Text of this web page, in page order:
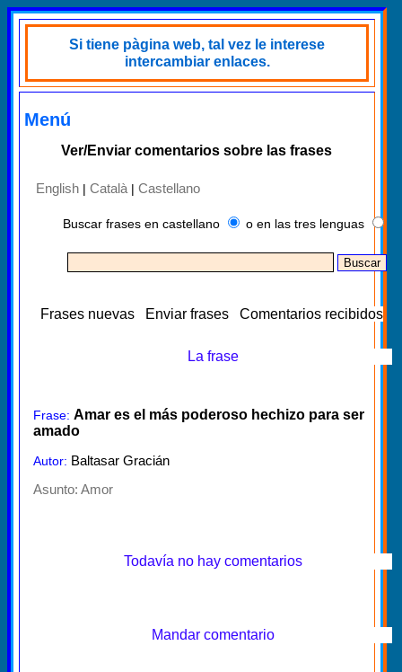
Si tiene pàgina web, tal vez le interese
intercambiar enlaces.
Menú
Ver/Enviar comentarios sobre las frases
English | Català | Castellano
Buscar frases en castellano o en las tres lenguas
Frases nuevas Enviar frases Comentarios recibidos
La frase
Frase: Amar es el más poderoso hechizo para ser
amado
Autor: Baltasar Gracián
Asunto: Amor
Todavía no hay comentarios
Mandar comentario